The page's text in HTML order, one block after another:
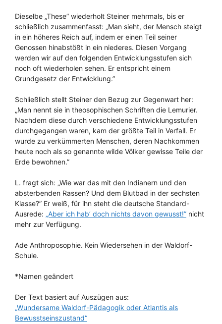
Dieselbe „These” wiederholt Steiner mehrmals, bis er
schließlich zusammenfasst: „Man sieht, der Mensch steigt
in ein höheres Reich auf, indem er einen Teil seiner
Genossen hinabstößt in ein niederes. Diesen Vorgang
werden wir auf den folgenden Entwicklungsstufen sich
noch oft wiederholen sehen. Er entspricht einem
Grundgesetz der Entwicklung.”
Schließlich stellt Steiner den Bezug zur Gegenwart her:
„Man nennt sie in theosophischen Schriften die Lemurier.
Nachdem diese durch verschiedene Entwicklungsstufen
durchgegangen waren, kam der größte Teil in Verfall. Er
wurde zu verkümmerten Menschen, deren Nachkommen
heute noch als so genannte wilde Völker gewisse Teile der
Erde bewohnen.”
L. fragt sich: „Wie war das mit den Indianern und den
absterbenden Rassen? Und dem Blutbad in der sechsten
Klasse?” Er weiß, für ihn steht die deutsche Standard-
Ausrede: „Aber ich hab’ doch nichts davon gewusst!” nicht
mehr zur Verfügung.
Ade Anthroposophie. Kein Wiedersehen in der Waldorf-
Schule.
*Namen geändert
Der Text basiert auf Auszügen aus:
„Wundersame Waldorf-Pädagogik oder Atlantis als
Bewusstseinszustand“